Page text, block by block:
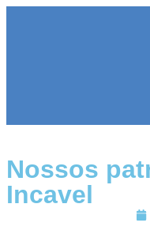
Nossos
Incavel